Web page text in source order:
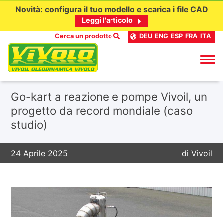
contenuto
Novità: configura il tuo modello e scarica i file CAD
Leggi l'articolo
Cerca un prodotto DEU ENG ESP FRA ITA
Go-kart a reazione e pompe Vivoil, un
progetto da record mondiale (caso
studio)
24 Aprile 2025 di Vivoil